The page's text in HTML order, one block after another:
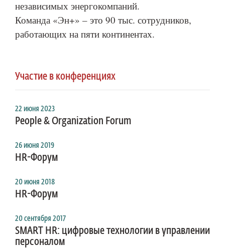
независимых энергокомпаний.
Команда «Эн+» – это 90 тыс. сотрудников,
работающих на пяти континентах.
Участие в конференциях
22 июня 2023
People & Organization Forum
26 июня 2019
HR-Форум
20 июня 2018
HR-Форум
20 сентября 2017
SMART HR: цифровые технологии в управлении
персоналом